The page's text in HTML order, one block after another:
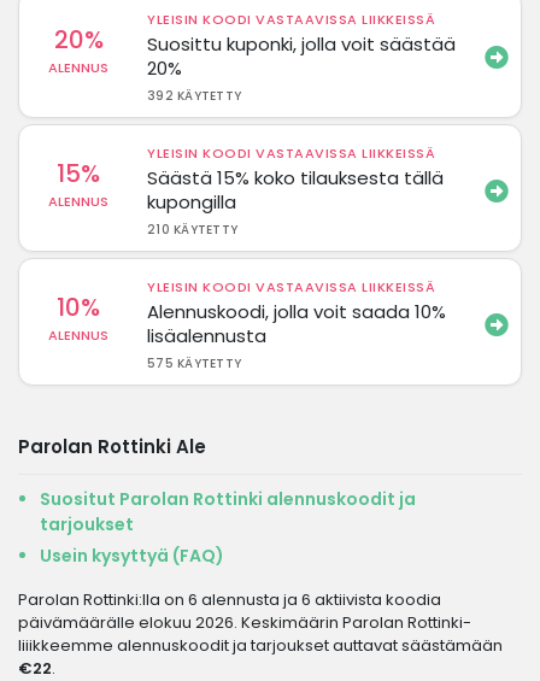
20%
ALENNUS
YLEISIN KOODI VASTAAVISSA LIIKKEISSÄ
Suosittu kuponki, jolla voit säästää
20%
392 KÄYTETTY
15%
ALENNUS
YLEISIN KOODI VASTAAVISSA LIIKKEISSÄ
Säästä 15% koko tilauksesta tällä
kupongilla
210 KÄYTETTY
10%
ALENNUS
YLEISIN KOODI VASTAAVISSA LIIKKEISSÄ
Alennuskoodi, jolla voit saada 10%
lisäalennusta
575 KÄYTETTY
Parolan Rottinki Ale
Suositut Parolan Rottinki alennuskoodit ja
tarjoukset
Usein kysyttyä (FAQ)
Parolan Rottinki:lla on 6 alennusta ja 6 aktiivista koodia
päivämäärälle elokuu 2026. Keskimäärin Parolan Rottinki-
liiikkeemme alennuskoodit ja tarjoukset auttavat säästämään
€22.